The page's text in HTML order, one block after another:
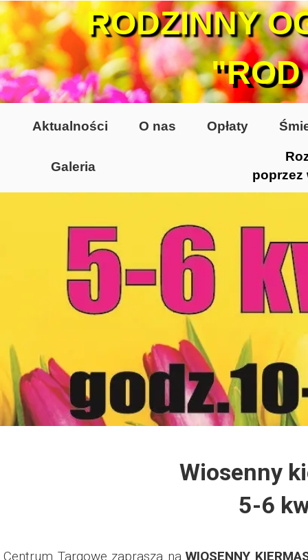
poprzez
Galeria
Altany lata 70-te, 80-te
Dzień Działkowca 2005
Dzień Działkowca 2006
Dzień Działkowca 2012
Protest w Warszawie 2013
Protest w Bydgoszczy 2013
Dzień Działkowca 2014
Dzień Działkowca 2019
Aktualności O nas Opłaty
RODZINNY
Wiosenny
5-6
Centrum Targowe zaprasza naWIOSENNY